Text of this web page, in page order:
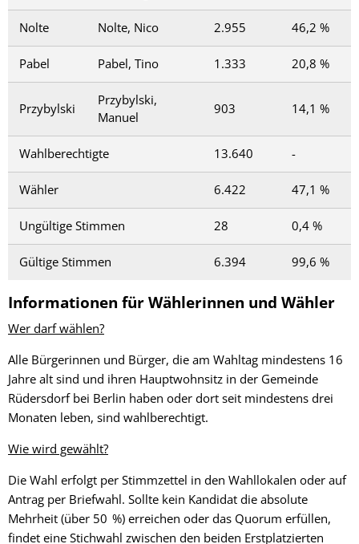
Nolte Nolte, Nico 2.955 46,2 %
Pabel Pabel, Tino 1.333 20,8 %
Przybylski
Przybylski,
Manuel
903 14,1 %
Wahlberechtigte 13.640 -
Wähler 6.422 47,1 %
Ungültige Stimmen 28 0,4 %
Gültige Stimmen 6.394 99,6 %
Informationen für Wählerinnen und Wähler
Wer darf wählen?
Alle Bürgerinnen und Bürger, die am Wahltag mindestens 16
Jahre alt sind und ihren Hauptwohnsitz in der Gemeinde
Rüdersdorf bei Berlin haben oder dort seit mindestens drei
Monaten leben, sind wahlberechtigt.
Wie wird gewählt?
Die Wahl erfolgt per Stimmzettel in den Wahllokalen oder auf
Antrag per Briefwahl. Sollte kein Kandidat die absolute
Mehrheit (über 50 %) erreichen oder das Quorum erfüllen,
findet eine Stichwahl zwischen den beiden Erstplatzierten